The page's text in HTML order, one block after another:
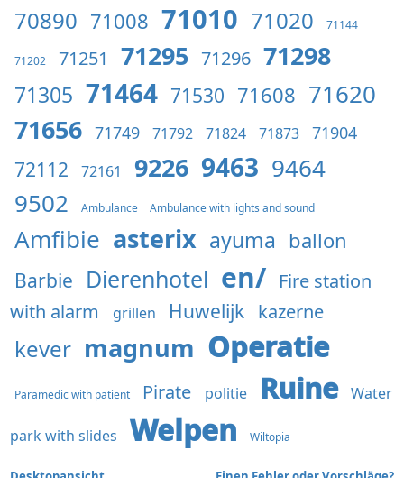
70890 71008 71010 71020 71144
71202 71251 71295 71296 71298
71305 71464 71530 71608 71620
71656 71749 71792 71824 71873 71904
72112 72161 9226 9463 9464
9502
Ambulance Ambulance with lights and sound
Amfibie asterix ayuma ballon
Barbie Dierenhotel en/ Fire station
with alarm
grillen Huwelijk kazerne
kever magnum Operatie
Paramedic with patient Pirate politie Ruine Water
park with slides Welpen Wiltopia